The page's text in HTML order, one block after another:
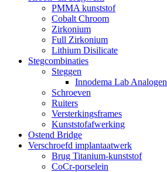
PMMA kunststof
Cobalt Chroom
Zirkonium
Full Zirkonium
Lithium Disilicate
Stegcombinaties
Steggen
Innodema Lab Analogen
Schroeven
Ruiters
Versterkingsframes
Kunststofafwerking
Ostend Bridge
Verschroefd implantaatwerk
Brug Titanium-kunststof
CoCr-porselein